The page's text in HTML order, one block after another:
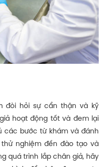
đòi hỏi sự cẩn thận và kỹ
hoạt động tốt và đem lại
các bước từ khám và đánh
nghiệm đến đào tạo và
quá trình lắp chân giả, hãy